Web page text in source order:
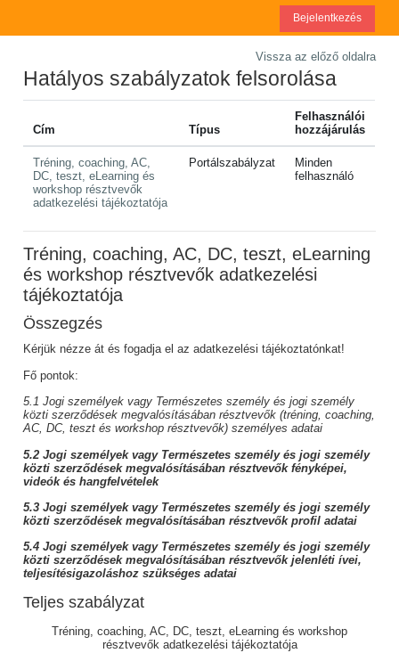
Bejelentkezés
Vissza az előző oldalra
Hatályos szabályzatok felsorolása
Cím Típus
Felhasználói
hozzájárulás
Tréning, coaching, AC,
DC, teszt, eLearning és
workshop résztvevők
adatkezelési tájékoztatója
Portálszabályzat
Minden
felhasználó
Tréning, coaching, AC, DC, teszt, eLearning
és workshop résztvevők adatkezelési
tájékoztatója
Összegzés
Kérjük nézze át és fogadja el az adatkezelési tájékoztatónkat!
Fő pontok:
5.1 Jogi személyek vagy Természetes személy és jogi személy
közti szerződések megvalósításában résztvevők (tréning, coaching,
AC, DC, teszt és workshop résztvevők) személyes adatai
5.2 Jogi személyek vagy Természetes személy és jogi személy
közti szerződések megvalósításában résztvevők fényképei,
videók és hangfelvételek
5.3 Jogi személyek vagy Természetes személy és jogi személy
közti szerződések megvalósításában résztvevők profil adatai
5.4 Jogi személyek vagy Természetes személy és jogi személy
közti szerződések megvalósításában résztvevők jelenléti ívei,
teljesítésigazoláshoz szükséges adatai
Teljes szabályzat
Tréning, coaching, AC, DC, teszt, eLearning és workshop
résztvevők adatkezelési tájékoztatója